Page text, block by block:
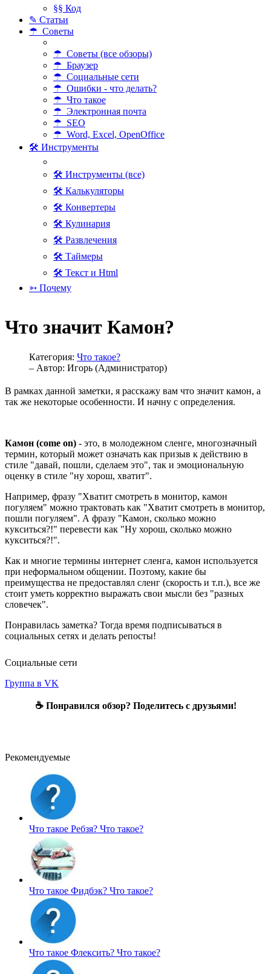
§§ Код
✎ Статьи
☂ Советы
☂ Советы (все обзоры)
☂ Браузер
☂ Социальные сети
☂ Ошибки - что делать?
☂ Что такое
☂ Электронная почта
☂ SEO
☂ Word, Excel, OpenOffice
🛠 Инструменты
🛠 Инструменты (все)
🛠 Калькуляторы
🛠 Конвертеры
🛠 Кулинария
🛠 Развлечения
🛠 Таймеры
🛠 Текст и Html
➳ Почему
Что значит Камон?
Категория: Что такое?
– Автор: Игорь (Администратор)
В рамках данной заметки, я расскажу вам что значит камон, а
так же некоторые особенности. И начну с определения.
Камон (come on) - это, в молодежном сленге, многозначный
термин, который может означать как призыв к действию в
стиле "давай, пошли, сделаем это", так и эмоциональную
оценку в стиле "ну хорош, хватит".
Например, фразу "Хватит смотреть в монитор, камон
погуляем" можно трактовать как "Хватит смотреть в монитор,
пошли погуляем". А фразу "Камон, сколько можно
кукситься?!" перевести как "Ну хорош, сколько можно
кукситься?!".
Как и многие термины интернет сленга, камон используется
при неформальном общении. Поэтому, какие бы
преимущества не предоставлял сленг (скорость и т.п.), все же
стоит уметь корректно выражать свои мысли без "разных
словечек".
Понравилась заметка? Тогда время подписываться в
социальных сетях и делать репосты!
Социальные сети
Группа в VK
☕ Понравился обзор? Поделитесь с друзьями!
Рекомендуемые
Что такое Ребзя? Что такое?
Что такое Фидбэк? Что такое?
Что такое Флексить? Что такое?